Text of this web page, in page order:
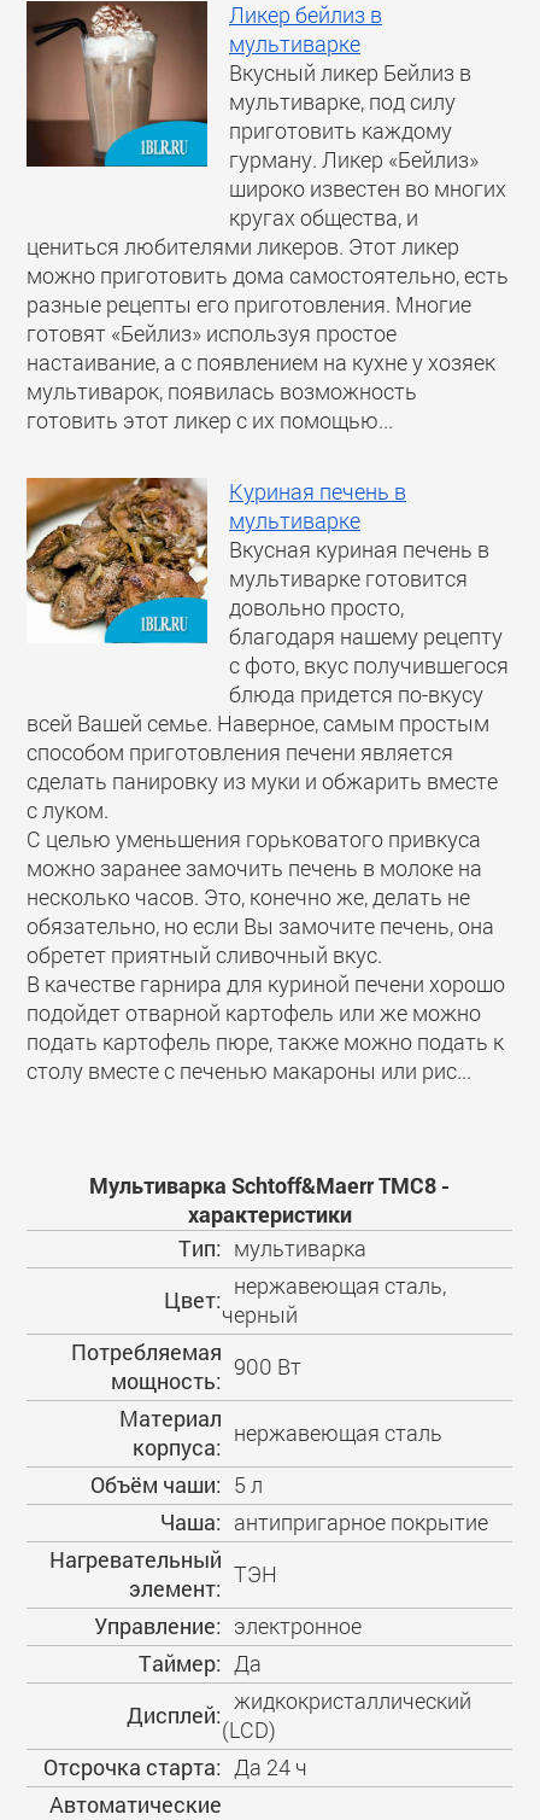
Ликер бейлиз в
мультиварке
Вкусный ликер Бейлиз в
мультиварке, под силу
приготовить каждому
гурману. Ликер «Бейлиз»
широко известен во многих
кругах общества, и
цениться любителями ликеров. Этот ликер
можно приготовить дома самостоятельно, есть
разные рецепты его приготовления. Многие
готовят «Бейлиз» используя простое
настаивание, а с появлением на кухне у хозяек
мультиварок, появилась возможность
готовить этот ликер с их помощью...
Куриная печень в
мультиварке
Вкусная куриная печень в
мультиварке готовится
довольно просто,
благодаря нашему рецепту
с фото, вкус получившегося
блюда придется по-вкусу
всей Вашей семье. Наверное, самым простым
способом приготовления печени является
сделать панировку из муки и обжарить вместе
с луком.
С целью уменьшения горьковатого привкуса
можно заранее замочить печень в молоке на
несколько часов. Это, конечно же, делать не
обязательно, но если Вы замочите печень, она
обретет приятный сливочный вкус.
В качестве гарнира для куриной печени хорошо
подойдет отварной картофель или же можно
подать картофель пюре, также можно подать к
столу вместе с печенью макароны или рис...
Мультиварка Schtoff&Maerr TMC8 -
характеристики
Тип: мультиварка
Цвет:
нержавеющая сталь,
черный
Потребляемая
мощность:
900 Вт
Материал
корпуса:
нержавеющая сталь
Объём чаши: 5 л
Чаша: антипригарное покрытие
Нагревательный
элемент:
ТЭН
Управление: электронное
Таймер: Да
Дисплей:
жидкокристаллический
(LCD)
Отсрочка старта: Да 24 ч
Автоматические